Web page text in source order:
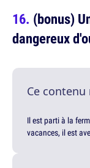
(bonus)
dangereux
Ce
Il est parti à la
vacances, il est